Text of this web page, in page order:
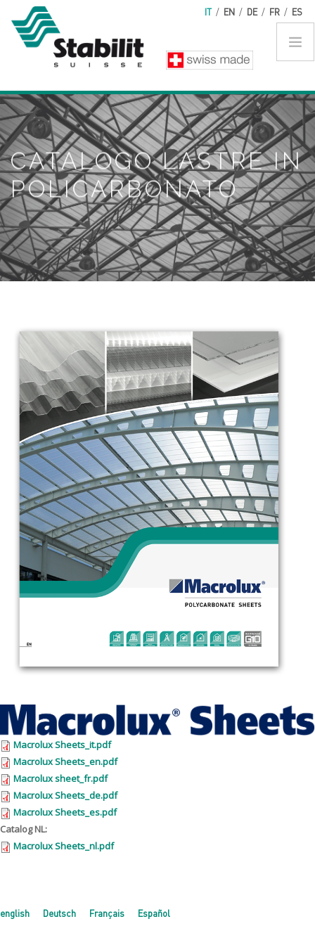
Salta al contenuto principale IT / EN / DE / FR / ES
CATALOGO LASTRE IN
POLICARBONATO
Macrolux Sheets_it.pdf
Macrolux Sheets_en.pdf
Macrolux sheet_fr.pdf
Macrolux Sheets_de.pdf
Macrolux Sheets_es.pdf
Catalog NL:
Macrolux Sheets_nl.pdf
english Deutsch Français Español